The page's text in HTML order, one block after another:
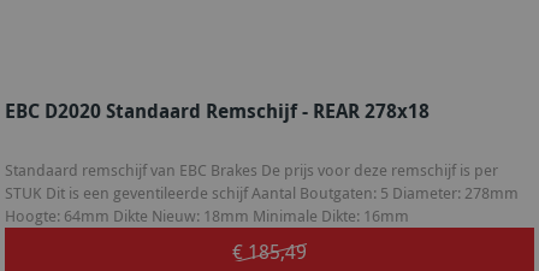
EBC D2020 Standaard Remschijf - REAR 278x18
Standaard remschijf van EBC Brakes De prijs voor deze remschijf is per
STUK Dit is een geventileerde schijf Aantal Boutgaten: 5 Diameter: 278mm
Hoogte: 64mm Dikte Nieuw: 18mm Minimale Dikte: 16mm
€ 185,49